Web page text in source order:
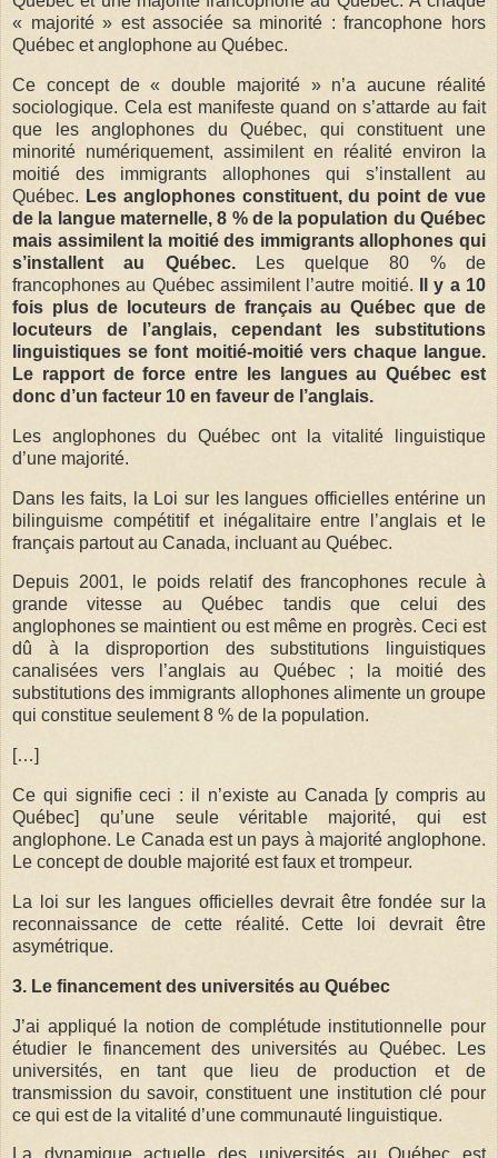
« majorité » est associée sa minorité : francophone hors
Québec et anglophone au Québec.
Ce concept de « double majorité » n’a aucune réalité
sociologique. Cela est manifeste quand on s’attarde au fait
que les anglophones du Québec, qui constituent une
minorité numériquement, assimilent en réalité environ la
moitié des immigrants allophones qui s’installent au
Québec. Les anglophones constituent, du point de vue
de la langue maternelle, 8 % de la population du Québec
mais assimilent la moitié des immigrants allophones qui
s’installent au Québec.Les quelque 80 % de
francophones au Québec assimilent l’autre moitié.
Il y a 10
fois plus de locuteurs de français au Québec que de
locuteurs de l’anglais, cependant les substitutions
linguistiques se font moitié-moitié vers chaque langue.
Le rapport de force entre les langues au Québec est
donc d’un facteur 10 en faveur de l’anglais.
Les anglophones du Québec ont la vitalité linguistique
d’une majorité.
Dans les faits, la Loi sur les langues officielles entérine un
bilinguisme compétitif et inégalitaire entre l’anglais et le
français partout au Canada, incluant au Québec.
Depuis 2001, le poids relatif des francophones recule à
grande vitesse au Québec tandis que celui des
anglophones se maintient ou est même en progrès. Ceci est
dû à la disproportion des substitutions linguistiques
canalisées vers l’anglais au Québec ; la moitié des
substitutions des immigrants allophones alimente un groupe
qui constitue seulement 8 % de la population.
[…]
Ce qui signifie ceci : il n’existe au Canada [y compris au
Québec] qu’une seule véritable majorité, qui est
anglophone. Le Canada est un pays à majorité anglophone.
Le concept de double majorité est faux et trompeur.
La loi sur les langues officielles devrait être fondée sur la
reconnaissance de cette réalité. Cette loi devrait être
asymétrique.
3. Le financement des universités au Québec
J’ai appliqué la notion de complétude institutionnelle pour
étudier le financement des universités au Québec. Les
universités, en tant que lieu de production et de
transmission du savoir, constituent une institution clé pour
ce qui est de la vitalité d’une communauté linguistique.